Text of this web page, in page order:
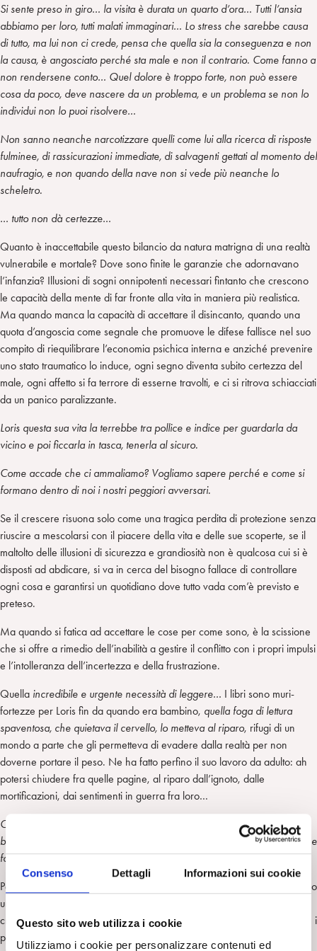
Consenso Dettagli Informazioni sui cookie
Questo sito web utilizza i cookie
Utilizziamo i cookie per personalizzare contenuti ed
Si sente preso in giro… la visita è durata un quarto d’ora… Tutti l’ansia
abbiamo per loro, tutti malati immaginari… Lo stress che sarebbe causa
di tutto, ma lui non ci crede, pensa che quella sia la conseguenza e non
la causa, è angosciato perché sta male e non il contrario. Come fanno a
non rendersene conto… Quel dolore è troppo forte, non può essere
cosa da poco, deve nascere da un problema, e un problema se non lo
individui non lo puoi risolvere…
Non sanno neanche narcotizzare quelli come lui alla ricerca di risposte
fulminee, di rassicurazioni immediate, di salvagenti gettati al momento del
naufragio, e non quando della nave non si vede più neanche lo
scheletro.
… tutto non dà certezze…
Quanto è inaccettabile questo bilancio da natura matrigna di una realtà
vulnerabile e mortale? Dove sono finite le garanzie che adornavano
l’infanzia? Illusioni di sogni onnipotenti necessari fintanto che crescono
le capacità della mente di far fronte alla vita in maniera più realistica.
Ma quando manca la capacità di accettare il disincanto, quando una
quota d’angoscia come segnale che promuove le difese fallisce nel suo
compito di riequilibrare l’economia psichica interna e anziché prevenire
uno stato traumatico lo induce, ogni segno diventa subito certezza del
male, ogni affetto si fa terrore di esserne travolti, e ci si ritrova schiacciati
da un panico paralizzante.
Loris questa sua vita la terrebbe tra pollice e indice per guardarla da
vicino e poi ficcarla in tasca, tenerla al sicuro.
Come accade che ci ammaliamo? Vogliamo sapere perché e come si
formano dentro di noi i nostri peggiori avversari.
Se il crescere risuona solo come una tragica perdita di protezione senza
riuscire a mescolarsi con il piacere della vita e delle sue scoperte, se il
maltolto delle illusioni di sicurezza e grandiosità non è qualcosa cui si è
disposti ad abdicare, si va in cerca del bisogno fallace di controllare
ogni cosa e garantirsi un quotidiano dove tutto vada com’è previsto e
preteso.
Ma quando si fatica ad accettare le cose per come sono, è la scissione
che si offre a rimedio dell’inabilità a gestire il conflitto con i propri impulsi
e l’intolleranza dell’incertezza e della frustrazione.
Quella incredibile e urgente necessità di leggere… I libri sono muri-
fortezze per Loris fin da quando era bambino, quella foga di lettura
spaventosa, che quietava il cervello, lo metteva al riparo, rifugi di un
mondo a parte che gli permetteva di evadere dalla realtà per non
doverne portare il peso. Ne ha fatto perfino il suo lavoro da adulto: ah
potersi chiudere fra quelle pagine, al riparo dall’ignoto, dalle
mortificazioni, dai sentimenti in guerra fra loro…
Comincia a leggere con la stessa determinazione che aveva da
bambino, la stessa che buttava tutto fuori, rifiutava che esistesse altro, che
fosse necessario affrontarlo…
Perché i compromessi con la realtà per tagliare fuori l’inaccettabile, sono
un sollievo temporaneo ottenuto al prezzo di un’amputazione, di un
crescente isolamento che ristagna, che insegna la fuga e avalla sia che i
pericoli siano inaffrontabili sia il proprio disarmo di fronte ad essi. Quel